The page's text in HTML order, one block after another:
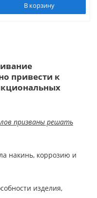
В корзину
привести к
призваны решать
накинь, коррозию и
изделия,